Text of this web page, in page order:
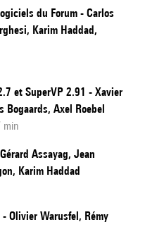
du Forum - Carlos
Karim Haddad,
et SuperVP 2.91 - Xavier
Axel Roebel
min
Assayag, Jean
Karim Haddad
Olivier Warusfel, Rémy